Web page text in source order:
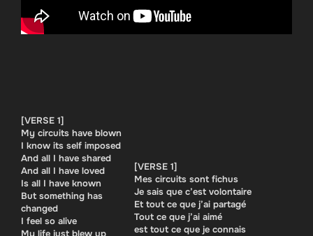
[VERSE 1]
My circuits have blown
I know its self imposed
And all I have shared
And all I have loved
Is all I have known
But something has
changed
I feel so alive
[VERSE 1]
Mes circuits sont fichus
Je sais que c’est volontaire
Et tout ce que j’ai partagé
Tout ce que j’ai aimé
est tout ce que je connais